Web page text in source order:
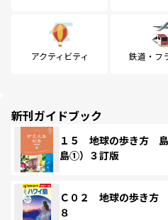
アクティビティ 鉄道・フ
新刊ガイドブック
１５ 地球の歩き方
島①）３訂版
Ｃ０２ 地球の歩き方
８